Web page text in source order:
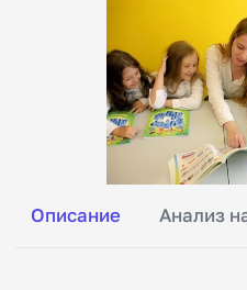
Описание Анализ